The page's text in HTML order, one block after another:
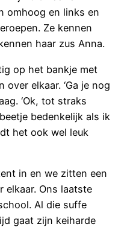
omhoog en links en
Ze kennen
haar zus Anna.
op het bankje met
elkaar. ‘Ga je nog
‘Ok, tot straks
bedenkelijk als ik
het ook wel leuk
in en we zitten een
elkaar. Ons laatste
Al die suffe
gaat zijn keiharde